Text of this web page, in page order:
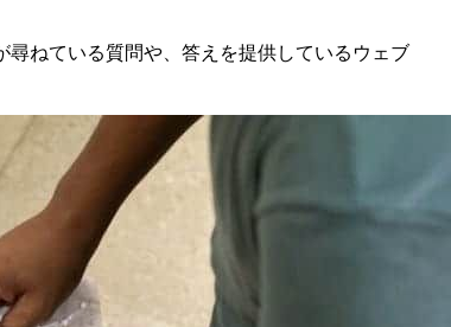
ねている質問や、答えを提供しているウェブ